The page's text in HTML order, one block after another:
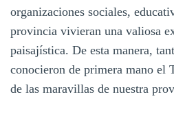
organizaciones sociales,
provincia vivieran una valiosa
paisajística. De esta manera,
conocieron de primera mano el
de las maravillas de nuestra